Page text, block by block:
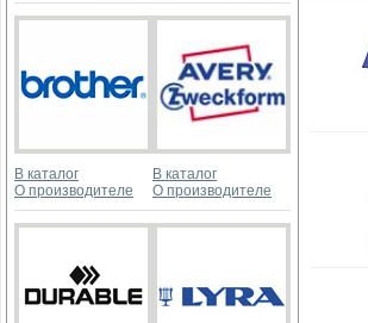
В каталог
О производителе
В каталог
О производителе